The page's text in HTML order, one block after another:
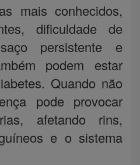
mais conhecidos,
dificuldade de
persistente e
podem estar
Quando não
pode provocar
afetando rins,
e o sistema